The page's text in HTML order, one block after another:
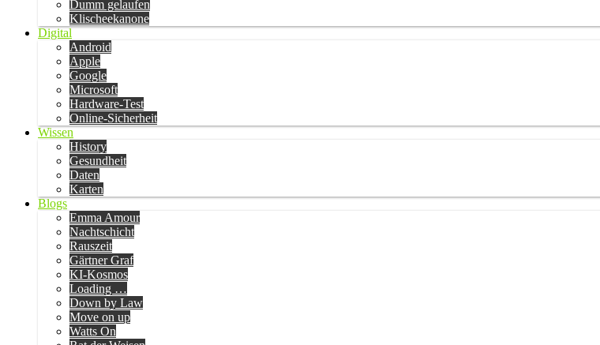
Dumm gelaufen
Klischeekanone
Digital
Android
Apple
Google
Microsoft
Hardware-Test
Online-Sicherheit
Wissen
History
Gesundheit
Daten
Karten
Blogs
Emma Amour
Nachtschicht
Rauszeit
Gärtner Graf
KI-Kosmos
Loading …
Down by Law
Move on up
Watts On